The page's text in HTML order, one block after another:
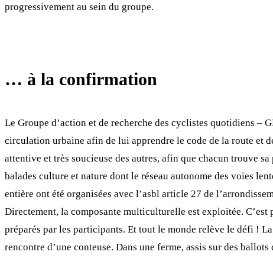
progressivement au sein du groupe.
… à la confirmation
Le Groupe d’action et de recherche des cyclistes quotidiens –
circulation urbaine afin de lui apprendre le code de la route et
attentive et très soucieuse des autres, afin que chacun trouve
balades culture et nature dont le réseau autonome des voies
entière ont été organisées avec l’asbl article 27 de
Directement, la composante multiculturelle est exploitée.
préparés par les participants. Et tout le monde relève le défi !
rencontre d’une conteuse. Dans une ferme, assis sur des